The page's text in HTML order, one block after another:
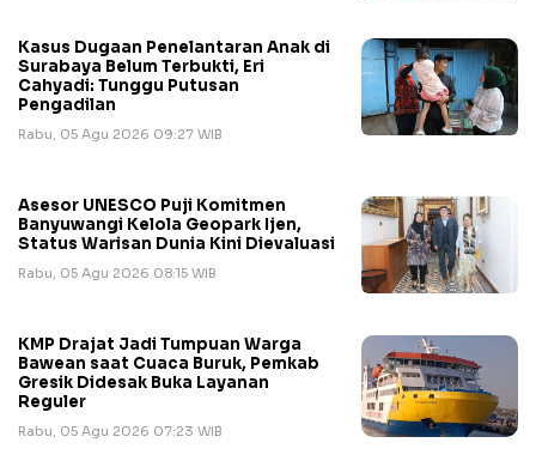
Kasus Dugaan Penelantaran Anak di
Surabaya Belum Terbukti, Eri
Cahyadi: Tunggu Putusan
Pengadilan
Rabu, 05 Agu 2026 09:27 WIB
Asesor UNESCO Puji Komitmen
Banyuwangi Kelola Geopark Ijen,
Status Warisan Dunia Kini Dievaluasi
Rabu, 05 Agu 2026 08:15 WIB
KMP Drajat Jadi Tumpuan Warga
Bawean saat Cuaca Buruk, Pemkab
Gresik Didesak Buka Layanan
Reguler
Rabu, 05 Agu 2026 07:23 WIB